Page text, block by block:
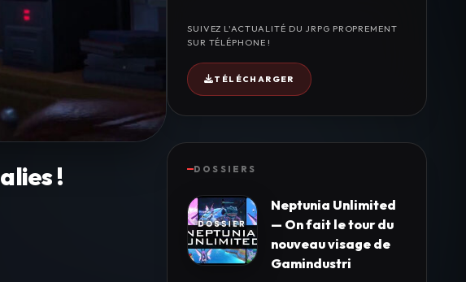
!
SUIVEZ L'ACTUALITÉ DU JRPG PROPREMENT
SUR TÉLÉPHONE !
TÉLÉCHARGER
DOSSIERS
Neptunia Unlimited
— On fait le tour du
nouveau visage de
Gamindustri